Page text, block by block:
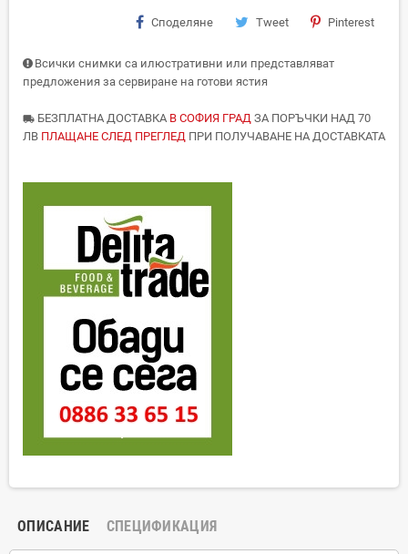
Споделяне Tweet Pinterest
Всички снимки са илюстративни или представляват
предложения за сервиране на готови ястия
local_shipping БЕЗПЛАТНА ДОСТАВКА В СОФИЯ ГРАД ЗА ПОРЪЧКИ НАД 70
ЛВ ПЛАЩАНЕ СЛЕД ПРЕГЛЕД ПРИ ПОЛУЧАВАНЕ НА ДОСТАВКАТА
ОПИСАНИЕ СПЕЦИФИКАЦИЯ